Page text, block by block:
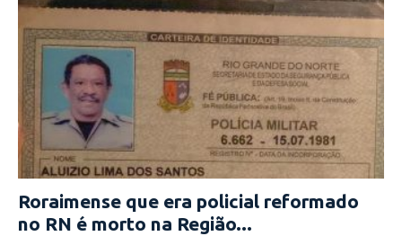
Roraimense que era policial reformado
no RN é morto na Região...